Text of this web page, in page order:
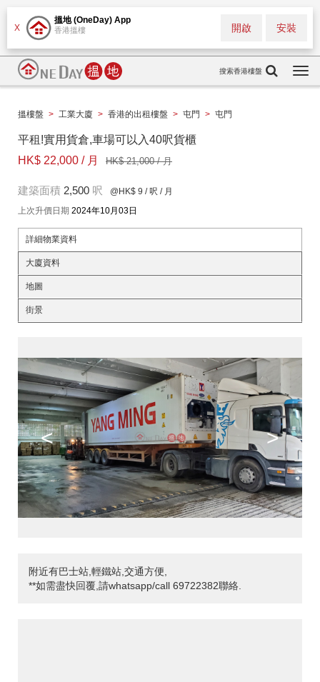
X
搵地 (OneDay) App
香港搵樓 安裝
開啟
搜索香港樓盤
搵樓盤 > 工業大廈 > 香港的出租樓盤 > 屯門 > 屯門
平租!實用貨倉,車場可以入40呎貨櫃
HK$ 22,000 / 月
HK$ 21,000 / 月
建築面積 2,500 呎 @HK$ 9 / 呎 / 月
上次升價日期 2024年10月03日
詳細物業資料
大廈資料
地圖
街景
< >
附近有巴士站,輕鐵站,交通方便,
**如需盡快回覆,請whatsapp/call 69722382聯絡.